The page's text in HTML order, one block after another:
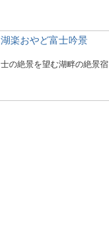
湖楽おやど富士吟景
士の絶景を望む湖畔の絶景宿